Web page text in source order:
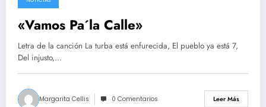
2020-09-30
«Vamos Pa´la Calle»
Letra de la canción La turba está enfurecida, El pueblo ya está 7,
Del injusto,…
Margarita Cellis 0 Comentarios Leer Más